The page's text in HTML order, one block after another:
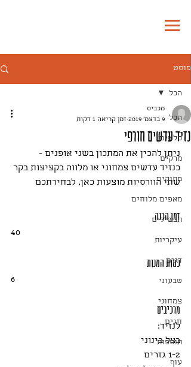
פוסט
הכל
סלטים
מרקים
מתוקים
מאפים מלוחים
תבשילים
עיקריות
דגים
טבעוני
צמחוני
חגים
תוספות
עוף
הכל
נזיד עדשים חורפי
מכביס
9 בדצמ׳ 2019
זמן קריאה 1 דקות
ניתן להכין את המתכון בשני אופנים -
כנזיד עדשים צמחוני או מלווה בקציצות בקר
שתי הוורסיות מוצעות כאן, לבחירתכם
זמן הכנה
40
כמות המנות
6
מרכיבים
לנזיד:
בצל בינוני
1-2 גזרים